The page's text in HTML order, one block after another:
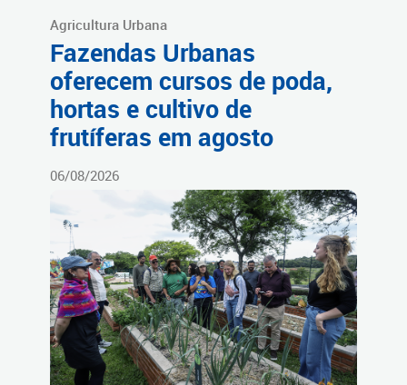
Agricultura Urbana
Fazendas Urbanas
oferecem cursos de poda,
hortas e cultivo de
frutíferas em agosto
06/08/2026